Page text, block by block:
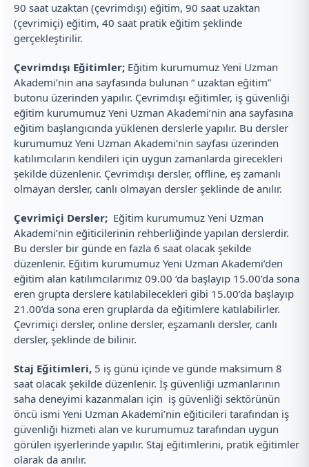
90 saat uzaktan (çevrimdışı) eğitim, 90 saat uzaktan
(çevrimiçi) eğitim, 40 saat pratik eğitim şeklinde
gerçekleştirilir.
Çevrimdışı Eğitimler; Eğitim kurumumuz Yeni Uzman
Akademi’nin ana sayfasında bulunan “ uzaktan eğitim”
butonu üzerinden yapılır. Çevrimdışı eğitimler, iş güvenliği
eğitim kurumumuz Yeni Uzman Akademi’nin ana sayfasına
eğitim başlangıcında yüklenen derslerle yapılır. Bu dersler
kurumumuz Yeni Uzman Akademi’nin sayfası üzerinden
katılımcıların kendileri için uygun zamanlarda girecekleri
şekilde düzenlenir. Çevrimdışı dersler, offline, eş zamanlı
olmayan dersler, canlı olmayan dersler şeklinde de anılır.
Çevrimiçi Dersler; Eğitim kurumumuz Yeni Uzman
Akademi’nin eğiticilerinin rehberliğinde yapılan derslerdir.
Bu dersler bir günde en fazla 6 saat olacak şekilde
düzenlenir. Eğitim kurumumuz Yeni Uzman Akademi’den
eğitim alan katılımcılarımız 09.00 ‘da başlayıp 15.00’da sona
eren grupta derslere katılabilecekleri gibi 15.00’da başlayıp
21.00’da sona eren gruplarda da eğitimlere katılabilirler.
Çevrimiçi dersler, online dersler, eşzamanlı dersler, canlı
dersler, şeklinde de bilinir.
Staj Eğitimleri, 5 iş günü içinde ve günde maksimum 8
saat olacak şekilde düzenlenir. İş güvenliği uzmanlarının
saha deneyimi kazanmaları için iş güvenliği sektörünün
öncü ismi Yeni Uzman Akademi’nin eğiticileri tarafından iş
güvenliği hizmeti alan ve kurumumuz tarafından uygun
görülen işyerlerinde yapılır. Staj eğitimlerini, pratik eğitimler
olarak da anılır.